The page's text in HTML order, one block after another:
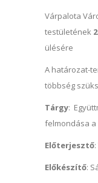
Várpalota
testületének
ülésére
A határozat-
többség
Tárgy:
felmondása a
Előterjesztő
Előkészítő: